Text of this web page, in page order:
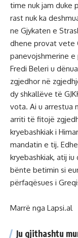
time nuk jam duke
rast nuk ka
ne Gjykaten e
dhene provat vete
panevojshmerine e
Fredi Beleri u
zgjedhor në
dy shkallëve të
vota. Ai u arrestua
arriti të fitojë
kryebashkiak i
mandatin e tij.
kryebashkiak, atij
bënte betimin si
përfaqësues i
Marrë nga Lapsi.al
Ju gjithashtu